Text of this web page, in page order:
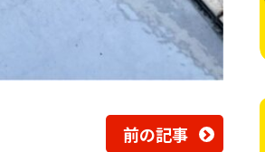
前の記事